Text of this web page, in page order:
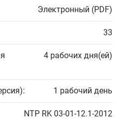
Электронный (PDF)
33
4 рабочих дня(ей)
1 рабочий день
NTP RK 03-01-12.1-2012